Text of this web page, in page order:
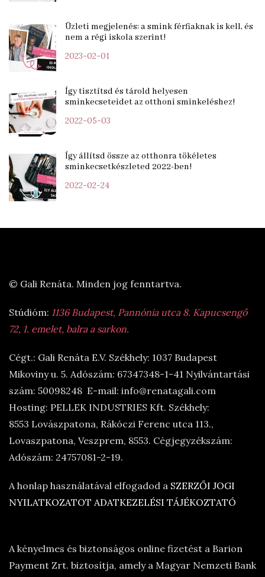
Üzleti megjelenés: a smink férfiaknak is kell, és
nem a régi iskola szerint!
2023-02-01
Így tisztítsd és tárold helyesen
sminkecseteidet az otthoni sminkeléshez!
2022-05-03
Így állítsd össze az otthonra tökéletes
sminkecsetkészleted 2022-ben!
2022-02-24
© Gali Renáta. Minden jog fenntartva.
Stúdióm: 1136 Budapest, Pannónia utca 8. Kapucsengő
72, 1. emelet, balra a sarkon.
Cégt.: Gali Renáta E.V. Székhely: 1037 Budapest
Mikoviny u. 5. Adószám: 67347348-1-41 Nyilvántartási
szám: 50098248 E-mail: info@renatagali.com
Hosting: PELLEK INDUSTRIES Kft. Székhely:
8553 Lovászpatona, Rákóczi Ferenc utca 113.,
Lovaszpatona, Veszprem, 8553. Cégjegyzékszám:
Adószám: 24757081-2-19.
A honlap használatával elfogadod a SZERZŐI JOGI
NYILATKOZATOT ADATKEZELÉSI TÁJÉKOZTATÓ
A kényelmes és biztonságos online fizetést a Barion
Payment Zrt. biztosítja, amely a Magyar Nemzeti Bank